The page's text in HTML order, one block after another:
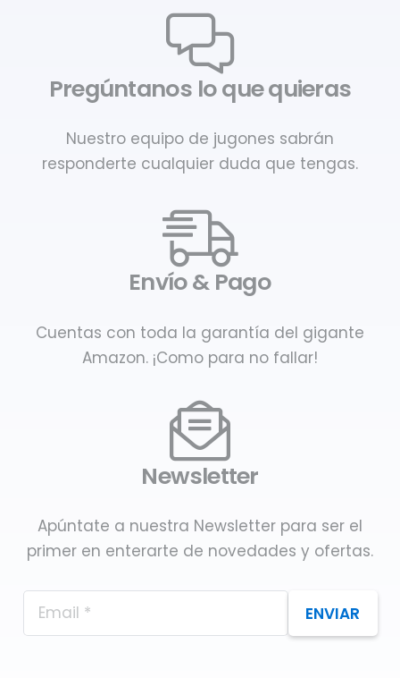
Pregúntanos lo que quieras
Nuestro equipo de jugones sabrán
responderte cualquier duda que tengas.
Envío & Pago
Cuentas con toda la garantía del gigante
Amazon. ¡Como para no fallar!
Newsletter
Apúntate a nuestra Newsletter para ser el
primer en enterarte de novedades y ofertas.
ENVIAR